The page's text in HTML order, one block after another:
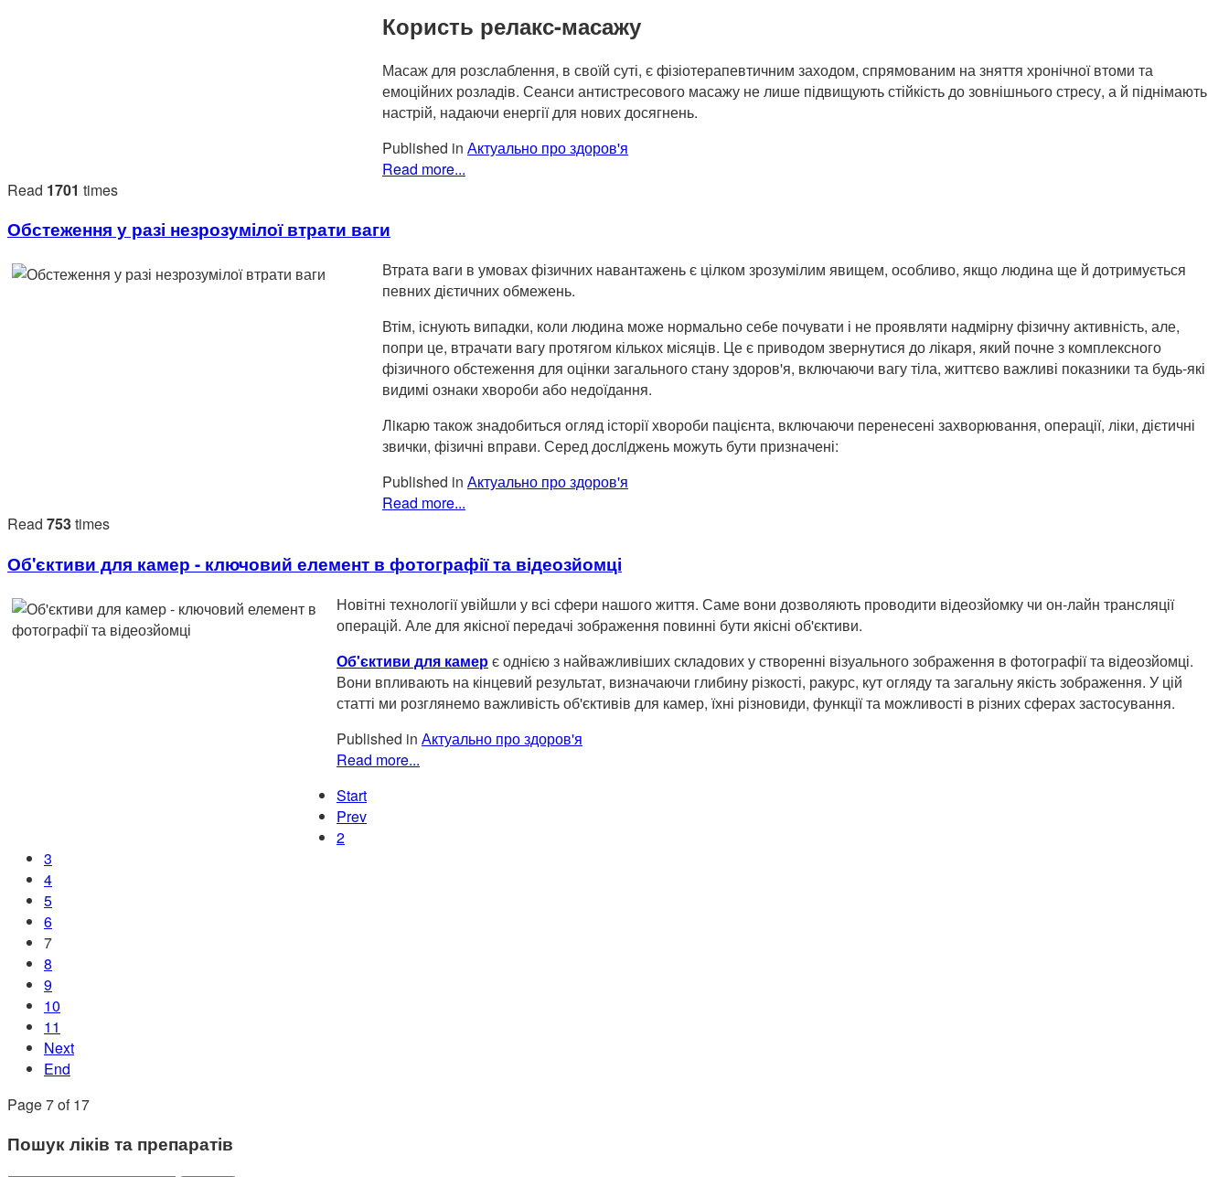
Користь релакс-масажу
Масаж для розслаблення, в своїй суті, є фізіотерапевтичним заходом, спрямованим на зняття хронічної втоми та
емоційних розладів. Сеанси антистресового масажу не лише підвищують стійкість до зовнішнього стресу, а й піднімають
настрій, надаючи енергії для нових досягнень.
Published in Актуально про здоров'я
Read more...
Read 1701 times
Обстеження у разі незрозумілої втрати ваги
Втрата ваги в умовах фізичних навантажень є цілком зрозумілим явищем, особливо, якщо людина ще й дотримується
певних дієтичних обмежень.
Втім, існують випадки, коли людина може нормально себе почувати і не проявляти надмірну фізичну активність, але,
попри це, втрачати вагу протягом кількох місяців. Це є приводом звернутися до лікаря, який почне з комплексного
фізичного обстеження для оцінки загального стану здоров'я, включаючи вагу тіла, життєво важливі показники та будь-які
видимі ознаки хвороби або недоїдання.
Лiкарю також знадобиться огляд історії хвороби пацієнта, включаючи перенесені захворювання, операції, ліки, дієтичні
звички, фізичні вправи. Серед дослiджень можуть бути призначені:
Published in Актуально про здоров'я
Read more...
Read 753times
Об'єктиви для камер - ключовий елемент в фотографії та відеозйомці
Новітні технології увійшли у всі сфери нашого життя. Саме вони дозволяють проводити відеозйомку чи он-лайн трансляції
операцій. Але для якісної передачі зображення повинні бути якісні об'єктиви.
Об'єктиви для камерє однією з найважливіших складових у створенні візуального зображення в фотографії та відеозйомці.
Вони впливають на кінцевий результат, визначаючи глибину різкості, ракурс, кут огляду та загальну якість зображення. У цій
статті ми розглянемо важливість об'єктивів для камер, їхні різновиди, функції та можливості в різних сферах застосування.
Published in Актуально про здоров'я
Read more...
Start
Prev
2
3
4
5
6
7
8
9
10
11
Next
End
Page 7 of 17
Пошук ліків та препаратів